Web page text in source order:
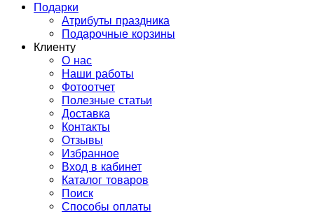
Подарки
Атрибуты праздника
Подарочные корзины
Клиенту
О нас
Наши работы
Фотоотчет
Полезные статьи
Доставка
Контакты
Отзывы
Избранное
Вход в кабинет
Каталог товаров
Поиск
Способы оплаты